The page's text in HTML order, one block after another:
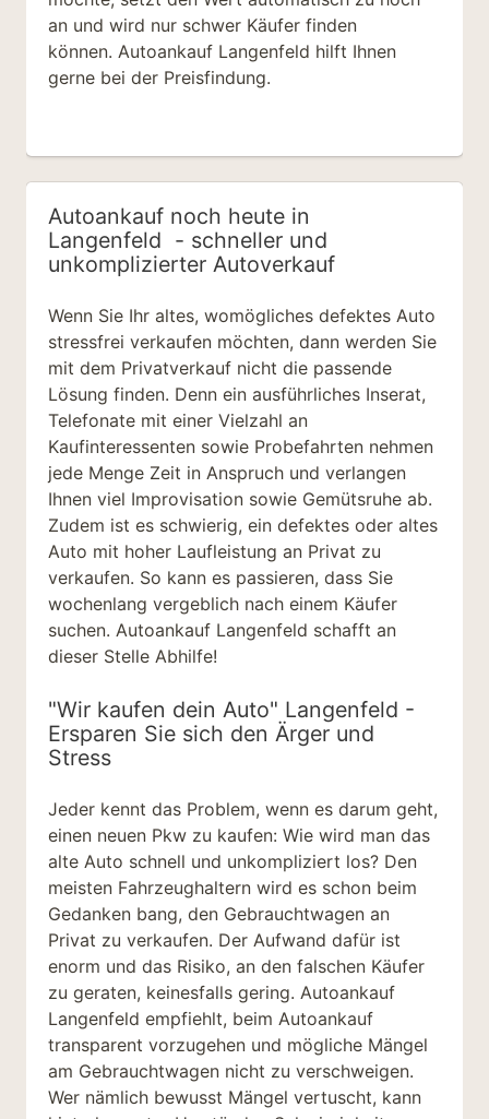
an und wird nur schwer Käufer finden
können. Autoankauf Langenfeld hilft Ihnen
gerne bei der Preisfindung.
Autoankauf noch heute in
Langenfeld - schneller und
unkomplizierter Autoverkauf
Wenn Sie Ihr altes, womögliches defektes Auto
stressfrei verkaufen möchten, dann werden Sie
mit dem Privatverkauf nicht die passende
Lösung finden. Denn ein ausführliches Inserat,
Telefonate mit einer Vielzahl an
Kaufinteressenten sowie Probefahrten nehmen
jede Menge Zeit in Anspruch und verlangen
Ihnen viel Improvisation sowie Gemütsruhe ab.
Zudem ist es schwierig, ein defektes oder altes
Auto mit hoher Laufleistung an Privat zu
verkaufen. So kann es passieren, dass Sie
wochenlang vergeblich nach einem Käufer
suchen. Autoankauf Langenfeld schafft an
dieser Stelle Abhilfe!
"Wir kaufen dein Auto" Langenfeld -
Ersparen Sie sich den Ärger und
Stress
Jeder kennt das Problem, wenn es darum geht,
einen neuen Pkw zu kaufen: Wie wird man das
alte Auto schnell und unkompliziert los? Den
meisten Fahrzeughaltern wird es schon beim
Gedanken bang, den Gebrauchtwagen an
Privat zu verkaufen. Der Aufwand dafür ist
enorm und das Risiko, an den falschen Käufer
zu geraten, keinesfalls gering. Autoankauf
Langenfeld empfiehlt, beim Autoankauf
transparent vorzugehen und mögliche Mängel
am Gebrauchtwagen nicht zu verschweigen.
Wer nämlich bewusst Mängel vertuscht, kann